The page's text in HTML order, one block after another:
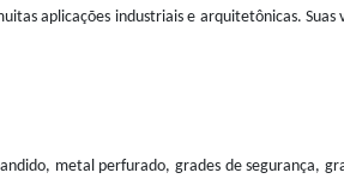
aplicações industriais e arquitetônicas.
metal perfurado, grades de segurança,